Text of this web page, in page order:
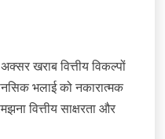
खराब वित्तीय विकल्पों
भलाई को नकारात्मक
वित्तीय साक्षरता और